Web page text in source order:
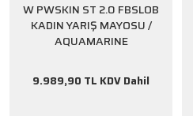
W PWSKIN ST 2.0 FBSLOB
KADIN YARIŞ MAYOSU /
AQUAMARINE
9.989,90 TL KDV Dahil